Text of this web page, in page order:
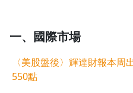
一、國際市場
〈美股盤後〉輝達財報本
550點